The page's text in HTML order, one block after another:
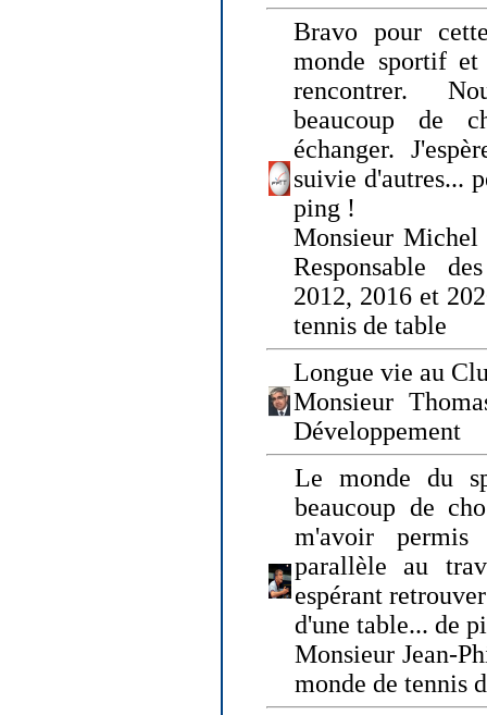
Bravo pour
monde sportif
rencontrer.
beaucoup de
échanger.
suivie d'autres...
ping !
Monsieur
Responsable
2012, 2016 et
tennis de table
Longue vie au
Monsieur
Développement
Le monde du
beaucoup de
m'avoir
parallèle au
espérant
d'une table... de
Monsieur Jean-
monde de tennis